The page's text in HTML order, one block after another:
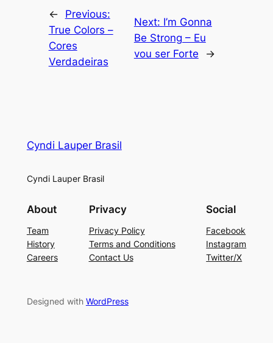
←
Previous:
True Colors –
Cores
Verdadeiras
Next: I’m Gonna
Be Strong – Eu
vou ser Forte
→
Cyndi Lauper Brasil
Cyndi Lauper Brasil
About
Team
History
Careers
Privacy
Privacy Policy
Terms and Conditions
Contact Us
Social
Facebook
Instagram
Twitter/X
Designed with WordPress